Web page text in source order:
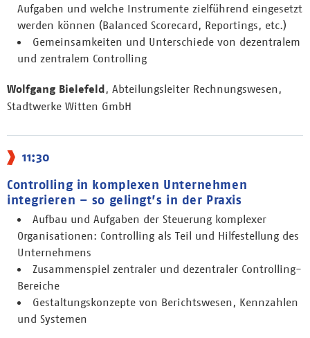
Aufgaben und welche Instrumente zielführend eingesetzt
werden können (Balanced Scorecard, Reportings, etc.)
Gemeinsamkeiten und Unterschiede von dezentralem
und zentralem Controlling
Wolfgang Bielefeld, Abteilungsleiter Rechnungswesen,
Stadtwerke Witten GmbH
11:30
Controlling in komplexen Unternehmen
integrieren – so gelingt’s in der Praxis
Aufbau und Aufgaben der Steuerung komplexer
Organisationen: Controlling als Teil und Hilfestellung des
Unternehmens
Zusammenspiel zentraler und dezentraler Controlling-
Bereiche
Gestaltungskonzepte von Berichtswesen, Kennzahlen
und Systemen